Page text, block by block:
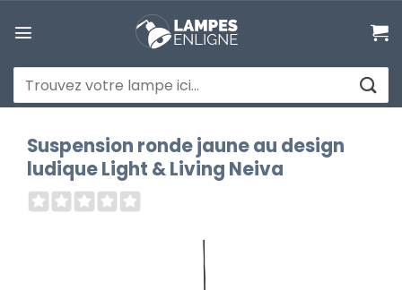
au
Recherche
pour :
Suspension ronde jaune au design
ludique Light & Living Neiva